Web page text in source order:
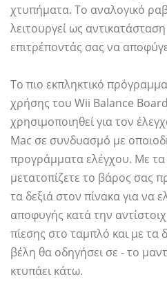
χτυπήματα. Το αναλογικό
λειτουργεί ως
επιτρέποντάς σας να
Το πιο εκπληκτικό
χρήσης του Wii Balance
χρησιμοποιηθεί για τον
Mac σε συνδυασμό με
προγράμματα ελέγχου. Με τα
μετατοπίζετε το βάρος σας
τα δεξιά στον πίνακα για να
αποφυγής κατά την
πίεσης στο ταμπλό και με τα
βέλη θα οδηγήσει σε - το
κτυπάει κάτω.